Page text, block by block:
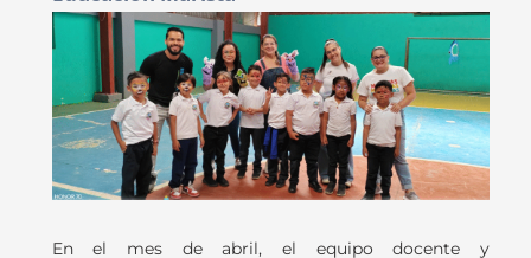
En el mes de abril, el equipo docente y